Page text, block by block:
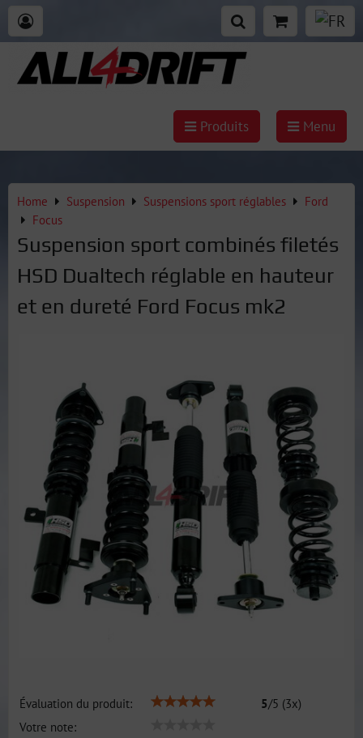
Produits Menu
Home Suspension Suspensions sport réglables
Ford
Focus
Suspension sport combinés filetés
HSD Dualtech réglable en hauteur
et en dureté Ford Focus mk2
Évaluation du produit: 5/5 (3x)
Votre note: